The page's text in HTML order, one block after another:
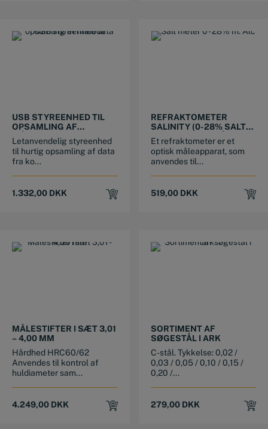
USB STYREENHED TIL
OPSAMLING AF
MÅLEDATA
Letanvendelig styreenhed
til hurtig opsamling af data
fra ko...
1.332,00 DKK
REFRAKTOMETER
SALINITY (0-28% SALT)
MED “ATC” TIL MÅLING
SALTHOLDIGHED
Et refraktometer er et
optisk måleapparat, som
anvendes til...
519,00 DKK
MÅLESTIFTER I SÆT 3,01
– 4,00 MM
Hårdhed HRC60/62
Anvendes til kontrol af
huldiameter sam...
4.249,00 DKK
SORTIMENT AF
SØGESTÅL I ARK
C-stål. Tykkelse: 0,02 /
0,03 / 0,05 / 0,10 / 0,15 /
0,20 /...
279,00 DKK